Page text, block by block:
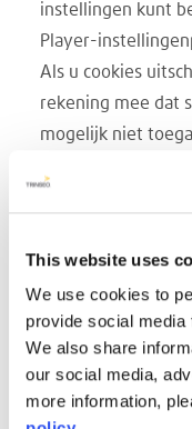
This website uses
We use cookies to
provide social
We also share
our social media,
more information,
instellingen kunt
Player-
Als u cookies
rekening mee dat
mogelijk niet
wilt dat uw e-
diensten of
u zich afmelden
vinken op het
verzamelen. Als
hebben gestuurd,
het verzoek om